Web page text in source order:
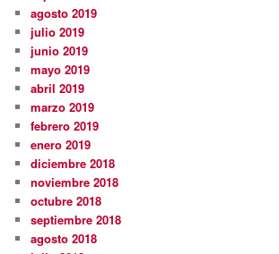
agosto 2019
julio 2019
junio 2019
mayo 2019
abril 2019
marzo 2019
febrero 2019
enero 2019
diciembre 2018
noviembre 2018
octubre 2018
septiembre 2018
agosto 2018